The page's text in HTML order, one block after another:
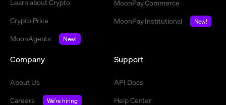
Learn about Crypto
Crypto Price
MoonAgents
New!
MoonPay Commerce
MoonPay Institutional
New!
Company
About Us
Careers
We're hiring
Support
API Docs
Help Center